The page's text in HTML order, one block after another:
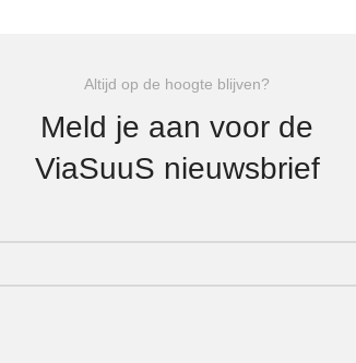
Altijd op de hoogte blijven?
Meld je aan voor de
ViaSuuS nieuwsbrief